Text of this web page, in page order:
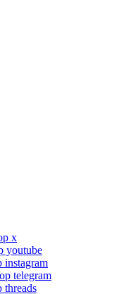
x
youtube
instagram
telegram
threads